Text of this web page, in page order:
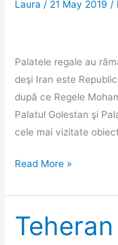
Am
Cuibul
de
spioni
americani!
Laura/ 21 May 2019/
Palatele regale au
deşi Iran este
după ce Regele
Palatul Golestan şi
cele mai vizitate
Teheran:
regale
în
epoca
Read More »